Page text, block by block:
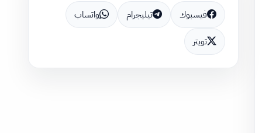
فيسبوك تيليجرام واتساب
تويتر